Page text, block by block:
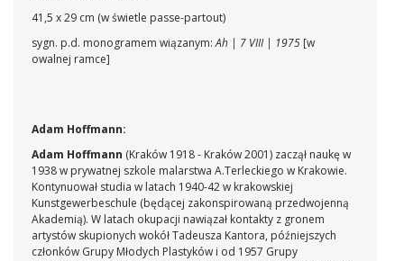
41,5 x 29 cm (w świetle passe-partout)
sygn. p.d. monogramem wiązanym:Ah | 7 VIII | 1975 [w
owalnej ramce]
Adam Hoffmann:
Adam Hoffmann (Kraków 1918 - Kraków 2001) zaczął naukę w
1938 w prywatnej szkole malarstwa A.Terleckiego w Krakowie.
Kontynuował studia w latach 1940-42 w krakowskiej
Kunstgewerbeschule (będącej zakonspirowaną przedwojenną
Akademią). W latach okupacji nawiązał kontakty z gronem
artystów skupionych wokół Tadeusza Kantora, późniejszych
członków Grupy Młodych Plastyków i od 1957 Grupy